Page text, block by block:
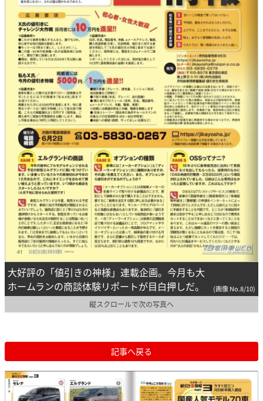
大好評の「値引きの神様」連載企画。今月も大
ホームランの商談体験リポートが目白押しだ。
(画像 No.8/10)
縦スクロールで次の写真へ
記事へ戻る